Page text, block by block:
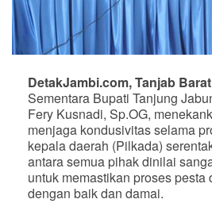
DetakJambi.com, Tanjab Barat
Sementara Bupati Tanjung
Fery Kusnadi, Sp.OG,
menjaga kondusivitas selama
kepala daerah (Pilkada)
antara semua pihak dinilai
untuk memastikan proses pesta
dengan baik dan damai.